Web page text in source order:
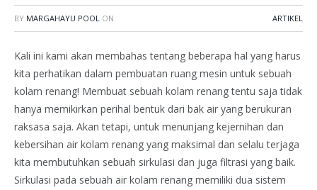
BY MARGAHAYU POOL ON ARTIKEL
Kali ini kami akan membahas tentang beberapa hal yang harus
kita perhatikan dalam pembuatan ruang mesin untuk sebuah
kolam renang! Membuat sebuah kolam renang tentu saja tidak
hanya memikirkan perihal bentuk dari bak air yang berukuran
raksasa saja. Akan tetapi, untuk menunjang kejernihan dan
kebersihan air kolam renang yang maksimal dan selalu terjaga
kita membutuhkan sebuah sirkulasi dan juga filtrasi yang baik.
Sirkulasi pada sebuah air kolam renang memiliki dua sistem